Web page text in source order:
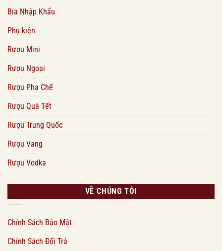
Bia Nhập Khẩu
Phụ kiện
Rượu Mini
Rượu Ngoại
Rượu Pha Chế
Rượu Quà Tết
Rượu Trung Quốc
Rượu Vang
Rượu Vodka
VỀ CHÚNG TÔI
Chính Sách Bảo Mật
Chính Sách Đổi Trả